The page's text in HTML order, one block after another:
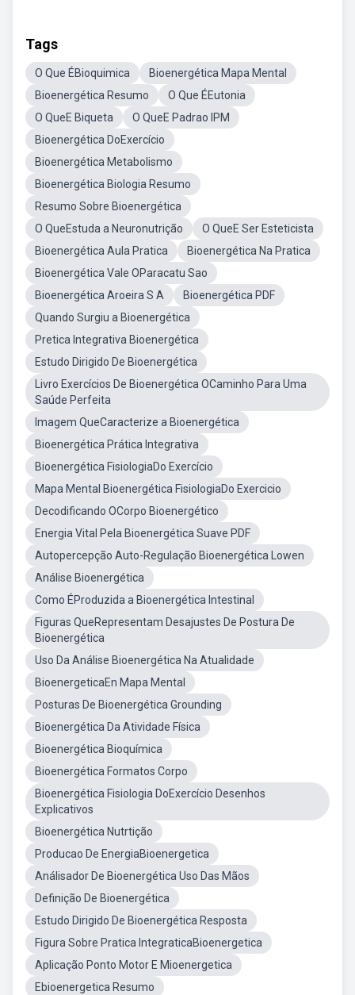
Tags
O Que ÉBioquimica
Bioenergética Mapa Mental
Bioenergética Resumo
O Que ÉEutonia
O QueE Biqueta
O QueE Padrao IPM
Bioenergética DoExercício
Bioenergética Metabolismo
Bioenergética Biologia Resumo
Resumo Sobre Bioenergética
O QueEstuda a Neuronutrição
O QueE Ser Esteticista
Bioenergética Aula Pratica
Bioenergética Na Pratica
Bioenergética Vale OParacatu Sao
Bioenergética Aroeira S A
Bioenergética PDF
Quando Surgiu a Bioenergética
Pretica Integrativa Bioenergética
Estudo Dirigido De Bioenergética
Livro Exercícios De Bioenergética OCaminho Para Uma
Saúde Perfeita
Imagem QueCaracterize a Bioenergética
Bioenergética Prática Integrativa
Bioenergética FisiologiaDo Exercício
Mapa Mental Bioenergética FisiologiaDo Exercicio
Decodificando OCorpo Bioenergético
Energia Vital Pela Bioenergética Suave PDF
Autopercepção Auto-Regulação Bioenergética Lowen
Análise Bioenergética
Como ÉProduzida a Bioenergética Intestinal
Figuras QueRepresentam Desajustes De Postura De
Bioenergética
Uso Da Análise Bioenergética Na Atualidade
BioenergeticaEn Mapa Mental
Posturas De Bioenergética Grounding
Bioenergética Da Atividade Física
Bioenergética Bioquímica
Bioenergética Formatos Corpo
Bioenergética Fisiologia DoExercício Desenhos
Explicativos
Bioenergética Nutrtição
Producao De EnergiaBioenergetica
Análisador De Bioenergética Uso Das Mãos
Definição De Bioenergética
Estudo Dirigido De Bioenergética Resposta
Figura Sobre Pratica IntegraticaBioenergetica
Aplicação Ponto Motor E Mioenergetica
Ebioenergetica Resumo